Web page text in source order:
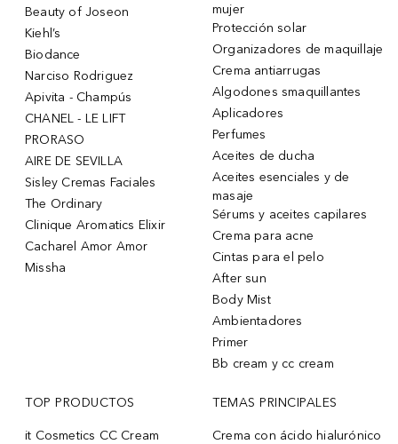
Beauty of Joseon
Kiehl’s
Biodance
Narciso Rodriguez
Apivita - Champús
CHANEL - LE LIFT
PRORASO
AIRE DE SEVILLA
Sisley Cremas Faciales
The Ordinary
Clinique Aromatics Elixir
Cacharel Amor Amor
Missha
mujer
Protección solar
Organizadores de maquillaje
Crema antiarrugas
Algodones smaquillantes
Aplicadores
Perfumes
Aceites de ducha
Aceites esenciales y de
masaje
Sérums y aceites capilares
Crema para acne
Cintas para el pelo
After sun
Body Mist
Ambientadores
Primer
Bb cream y cc cream
TOP PRODUCTOS
it Cosmetics CC Cream
TEMAS PRINCIPALES
Crema con ácido hialurónico